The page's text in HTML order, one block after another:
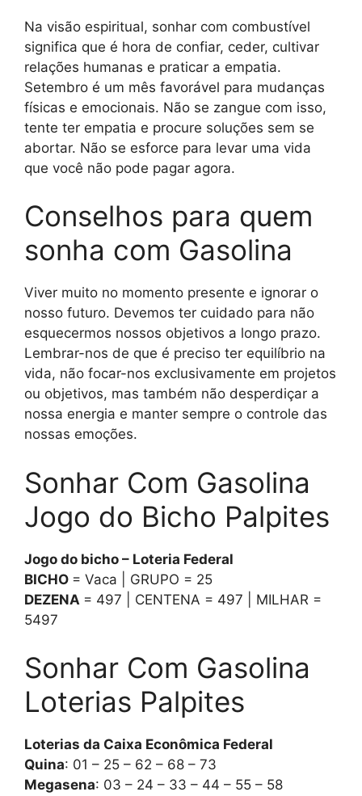
Na visão espiritual, sonhar com combustível
significa que é hora de confiar, ceder, cultivar
relações humanas e praticar a empatia.
Setembro é um mês favorável para mudanças
físicas e emocionais. Não se zangue com isso,
tente ter empatia e procure soluções sem se
abortar. Não se esforce para levar uma vida
que você não pode pagar agora.
Conselhos para quem
sonha com Gasolina
Viver muito no momento presente e ignorar o
nosso futuro. Devemos ter cuidado para não
esquecermos nossos objetivos a longo prazo.
Lembrar-nos de que é preciso ter equilíbrio na
vida, não focar-nos exclusivamente em projetos
ou objetivos, mas também não desperdiçar a
nossa energia e manter sempre o controle das
nossas emoções.
Sonhar Com Gasolina
Jogo do Bicho Palpites
Jogo do bicho – Loteria Federal
BICHO = Vaca | GRUPO = 25
DEZENA = 497 | CENTENA = 497 | MILHAR =
5497
Sonhar Com Gasolina
Loterias Palpites
Loterias da Caixa Econômica Federal
Quina: 01 – 25 – 62 – 68 – 73
Megasena: 03 – 24 – 33 – 44 – 55 – 58